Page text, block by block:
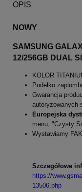
OPIS
NOWY
SAMSUNG
12/256GB DUAL
KOLOR
Pudełko
Gwarancja
autoryzowanych
Europejska
menu, "Czysty
Wystawiamy
Szczegółowe
https://
13506.php